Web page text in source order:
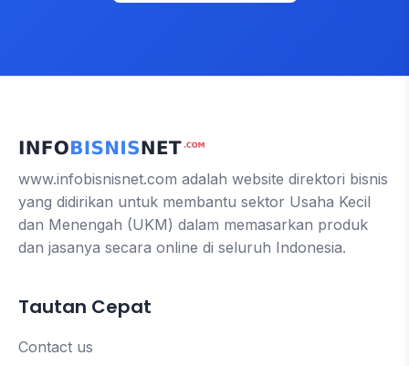
www.infobisnisnet.com adalah website direktori bisnis
yang didirikan untuk membantu sektor Usaha Kecil
dan Menengah (UKM) dalam memasarkan produk
dan jasanya secara online di seluruh Indonesia.
Tautan Cepat
Contact us